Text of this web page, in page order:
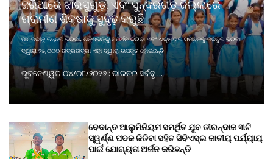
ଜରିଆରେ ଝାରସୁଗୁଡ଼ା ଏବଂ ସୁନ୍ଦରଗଡ଼ ଜିଲ୍ଲାରେ
ଗ୍ରାମୀଣ ଶିକ୍ଷାକୁ ସୁଦୃଢ଼ କରୁଛି
ପାଠପଢାକୁ ଉନ୍ନତ କରିବା, ଶିକ୍ଷକଙ୍କୁ ସମର୍ଥନ କରିବା ଏବଂ ଶିକ୍ଷାଗତ ସମ୍ବଳକୁ ମଜବୁତ କରିବା
ଦ୍ୱାରା ୨୫,୦୦୦ ଛାତ୍ରଛାତ୍ରୀ ଏହା ଦ୍ୱାରା ଉପକୃତ ହୋଇଛନ୍ତି
ଭୁବନେଶ୍ୱର ୦୪/୦୮/୨୦୨୬ : ଭାରତର ସର୍ବବୃ ...
ବେଦାନ୍ତ ଆଲୁମିନିୟମ ସମର୍ଥିତ ଯୁବ ତୀରନ୍ଦାଜ ୩ଟି
ସ୍ୱର୍ଣ୍ଣ ପଦକ ଜିତିବା ସହିତ ସିବିଏସ୍ଇ ଜାତୀୟ ପର୍ଯ୍ୟାୟ
ପାଇଁ ଯୋଗ୍ୟତା ଅର୍ଜନ କରିଛନ୍ତି